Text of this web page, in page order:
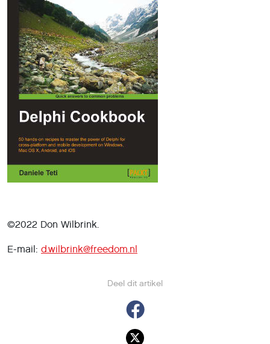
Deel dit artikel
©2022 Don Wilbrink.
E-mail: d.wilbrink@freedom.nl